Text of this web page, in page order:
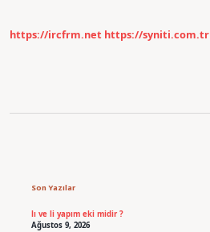
https://ircfrm.net https://syniti.com.tr
Son Yazılar
lı ve li yapım eki midir ?
Ağustos 9, 2026